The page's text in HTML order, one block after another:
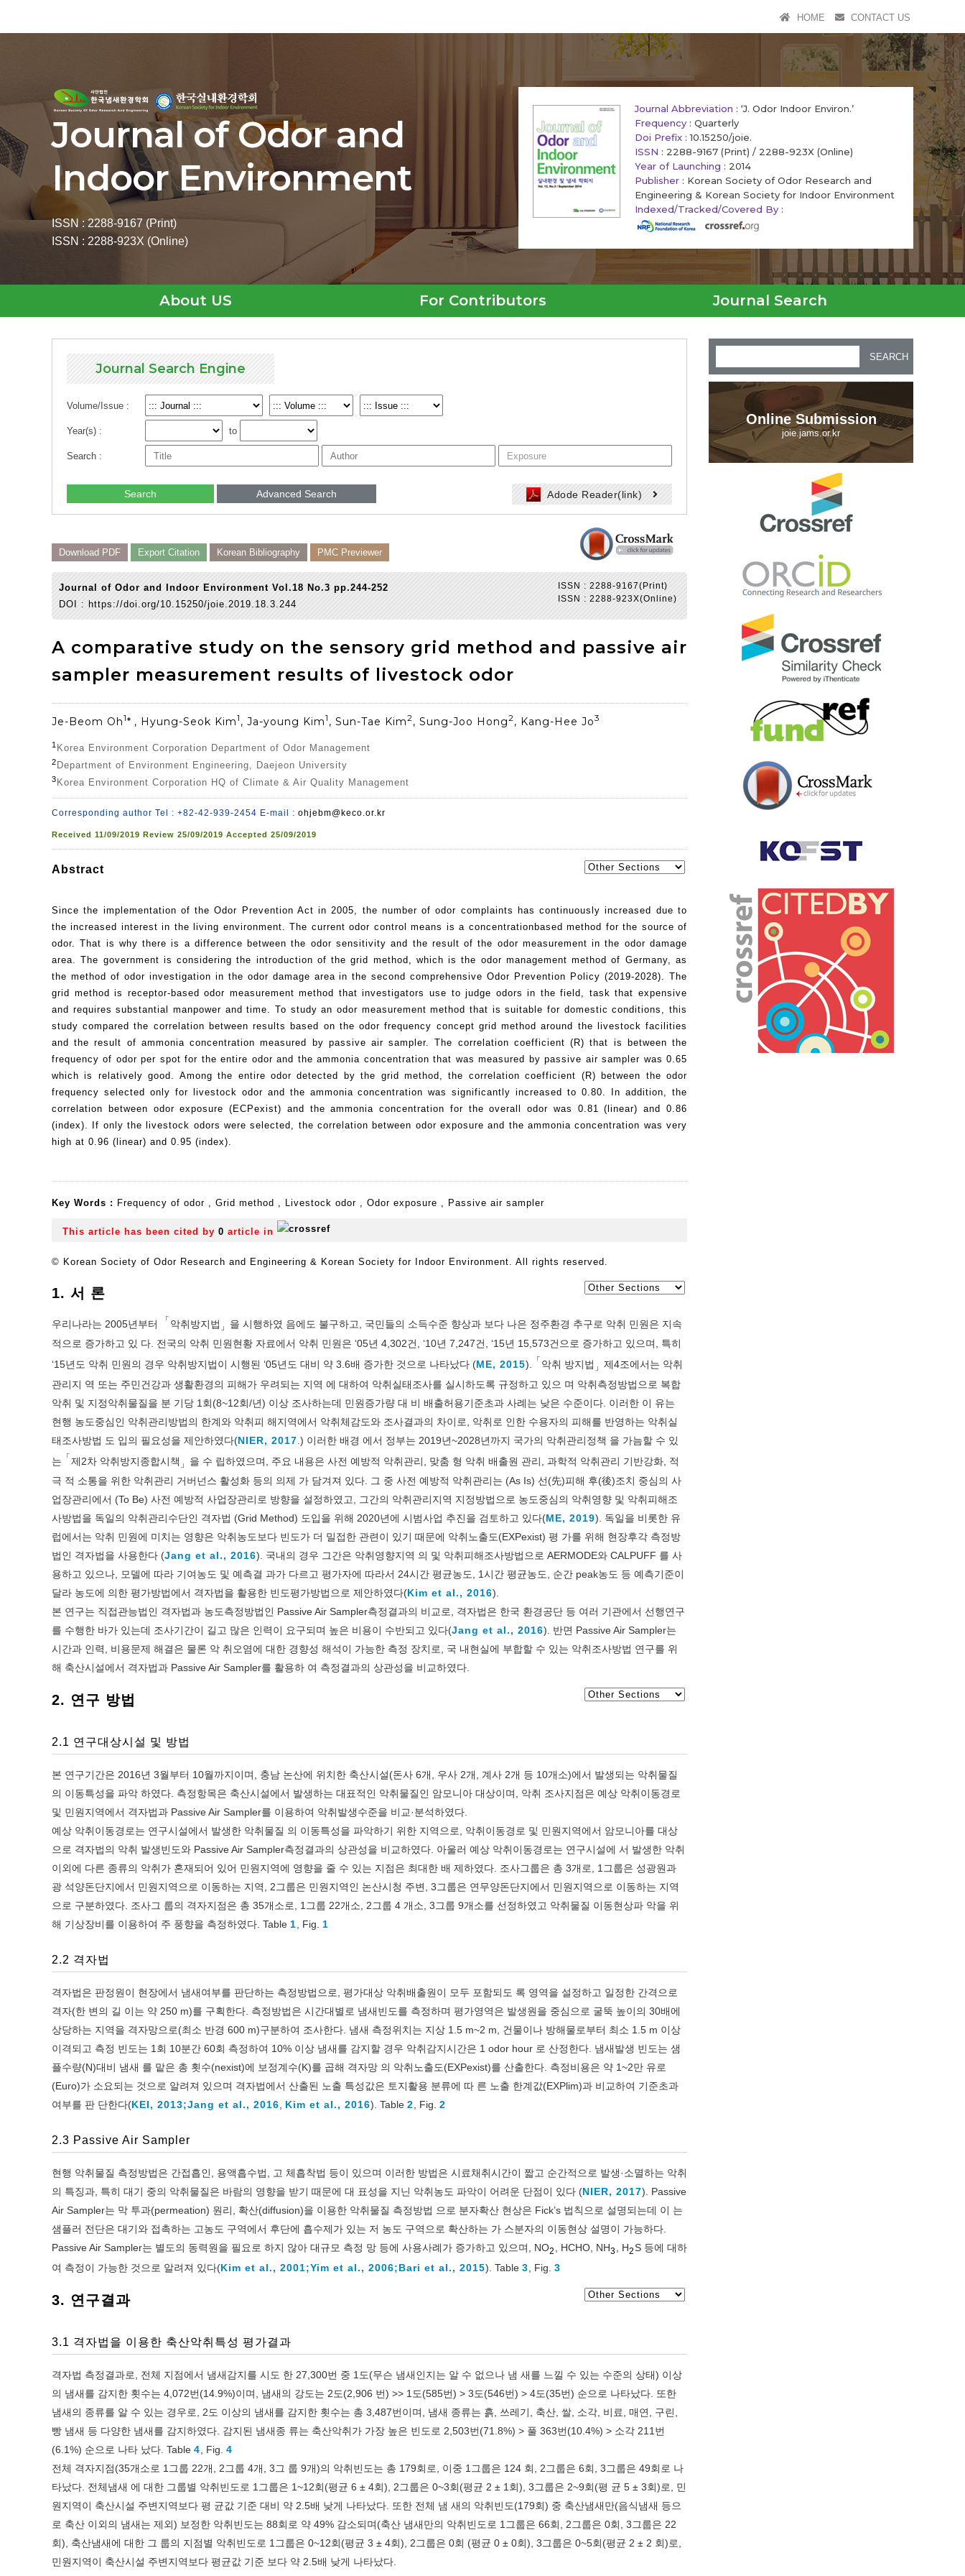
HOME CONTACT US
Journal of Odor and
Indoor Environment
ISSN : 2288-9167 (Print)
ISSN : 2288-923X (Online)
Journal Abbreviation : ‘J. Odor Indoor Environ.’
Frequency : Quarterly
Doi Prefix : 10.15250/joie.
ISSN : 2288-9167 (Print) / 2288-923X (Online)
Year of Launching : 2014
Publisher : Korean Society of Odor Research and
Engineering & Korean Society for Indoor Environment
Indexed/Tracked/Covered By :
About US For Contributors Journal Search
Journal Search Engine
Volume/Issue :
Year(s) : to
Search :
Search Advanced Search Adode Reader(link)
Download PDF Export Citation Korean Bibliography PMC Previewer
ISSN : 2288-9167(Print)
ISSN : 2288-923X(Online)
Journal of Odor and Indoor Environment Vol.18 No.3 pp.244-252
DOI : https://doi.org/10.15250/joie.2019.18.3.244
A comparative study on the sensory grid method and passive air
sampler measurement results of livestock odor
Je-Beom Oh1* , Hyung-Seok Kim1 , Ja-young Kim1 , Sun-Tae Kim2, Sung-Joo Hong2, Kang-Hee Jo3
1 Korea Environment Corporation Department of Odor Management
2 Department of Environment Engineering, Daejeon University
3 Korea Environment Corporation HQ of Climate & Air Quality Management
Corresponding author Tel : +82-42-939-2454 E-mail : ohjebm@keco.or.kr
Received 11/09/2019 Review 25/09/2019 Accepted 25/09/2019
Abstract
Since the implementation of the Odor Prevention Act in 2005, the number of odor complaints has continuously increased due to
the increased interest in the living environment. The current odor control means is a concentrationbased method for the source of
odor. That is why there is a difference between the odor sensitivity and the result of the odor measurement in the odor damage
area. The government is considering the introduction of the grid method, which is the odor management method of Germany, as
the method of odor investigation in the odor damage area in the second comprehensive Odor Prevention Policy (2019-2028). The
grid method is receptor-based odor measurement method that investigators use to judge odors in the field, task that expensive
and requires substantial manpower and time. To study an odor measurement method that is suitable for domestic conditions, this
study compared the correlation between results based on the odor frequency concept grid method around the livestock facilities
and the result of ammonia concentration measured by passive air sampler. The correlation coefficient (R) that is between the
frequency of odor per spot for the entire odor and the ammonia concentration that was measured by passive air sampler was 0.65
which is relatively good. Among the entire odor detected by the grid method, the correlation coefficient (R) between the odor
frequency selected only for livestock odor and the ammonia concentration was significantly increased to 0.80. In addition, the
correlation between odor exposure (ECPexist) and the ammonia concentration for the overall odor was 0.81 (linear) and 0.86
(index). If only the livestock odors were selected, the correlation between odor exposure and the ammonia concentration was very
high at 0.96 (linear) and 0.95 (index).
Key Words : Frequency of odor Grid method Livestock odor Odor exposure Passive air sampler
This article has been cited by 0 article in
© Korean Society of Odor Research and Engineering & Korean Society for Indoor Environment. All rights reserved.
1. 서 론
우리나라는 2005년부터 「 악취방지법 」 을 시행하였 음에도 불구하고, 국민들의 소득수준 향상과 보다 나은 정주환경 추구로 악취 민원은 지속
적으로 증가하고 있 다. 전국의 악취 민원현황 자료에서 악취 민원은 ‘05년 4,302건, ‘10년 7,247건, ‘15년 15,573건으로 증가하고 있으며, 특히
‘15년도 악취 민원의 경우 악취방지법이 시행된 ‘05년도 대비 약 3.6배 증가한 것으로 나타났다 (ME, 2015). 「 악취 방지법 」 제4조에서는 악취
관리지 역 또는 주민건강과 생활환경의 피해가 우려되는 지역 에 대하여 악취실태조사를 실시하도록 규정하고 있으 며 악취측정방법으로 복합
악취 및 지정악취물질을 분 기당 1회(8~12회/년) 이상 조사하는데 민원증가량 대 비 배출허용기준초과 사례는 낮은 수준이다. 이러한 이 유는
현행 농도중심인 악취관리방법의 한계와 악취피 해지역에서 악취체감도와 조사결과의 차이로, 악취로 인한 수용자의 피해를 반영하는 악취실
태조사방법 도 입의 필요성을 제안하였다(NIER, 2017 .) 이러한 배경 에서 정부는 2019년~2028년까지 국가의 악취관리정책 을 가늠할 수 있
는 「제2차 악취방지종합시책 」 을 수 립하였으며, 주요 내용은 사전 예방적 악취관리, 맞춤 형 악취 배출원 관리, 과학적 악취관리 기반강화, 적
극 적 소통을 위한 악취관리 거버넌스 활성화 등의 의제 가 담겨져 있다. 그 중 사전 예방적 악취관리는 (As Is) 선(先)피해 후(後)조치 중심의 사
업장관리에서 (To Be) 사전 예방적 사업장관리로 방향을 설정하였고, 그간의 악취관리지역 지정방법으로 농도중심의 악취영향 및 악취피해조
사방법을 독일의 악취관리수단인 격자법 (Grid Method) 도입을 위해 2020년에 시범사업 추진을 검토하고 있다(ME, 2019). 독일을 비롯한 유
럽에서는 악취 민원에 미치는 영향은 악취농도보다 빈도가 더 밀접한 관련이 있기 때문에 악취노출도(EXPexist) 평 가를 위해 현장후각 측정방
법인 격자법을 사용한다 (Jang et al., 2016). 국내의 경우 그간은 악취영향지역 의 및 악취피해조사방법으로 AERMODE와 CALPUFF 를 사
용하고 있으나, 모델에 따라 기여농도 및 예측결 과가 다르고 평가자에 따라서 24시간 평균농도, 1시간 평균농도, 순간 peak농도 등 예측기준이
달라 농도에 의한 평가방법에서 격자법을 활용한 빈도평가방법으로 제안하였다(Kim et al., 2016).
본 연구는 직접관능법인 격자법과 농도측정방법인 Passive Air Sampler측정결과의 비교로, 격자법은 한국 환경공단 등 여러 기관에서 선행연구
를 수행한 바가 있는데 조사기간이 길고 많은 인력이 요구되며 높은 비용이 수반되고 있다(Jang et al., 2016). 반면 Passive Air Sampler는
시간과 인력, 비용문제 해결은 물론 악 취오염에 대한 경향성 해석이 가능한 측정 장치로, 국 내현실에 부합할 수 있는 악취조사방법 연구를 위
해 축산시설에서 격자법과 Passive Air Sampler를 활용하 여 측정결과의 상관성을 비교하였다.
2. 연구 방법
2.1 연구대상시설 및 방법
본 연구기간은 2016년 3월부터 10월까지이며, 충남 논산에 위치한 축산시설(돈사 6개, 우사 2개, 계사 2개 등 10개소)에서 발생되는 악취물질
의 이동특성을 파악 하였다. 측정항목은 축산시설에서 발생하는 대표적인 악취물질인 암모니아 대상이며, 악취 조사지점은 예상 악취이동경로
및 민원지역에서 격자법과 Passive Air Sampler를 이용하여 악취발생수준을 비교·분석하였다.
예상 악취이동경로는 연구시설에서 발생한 악취물질 의 이동특성을 파악하기 위한 지역으로, 악취이동경로 및 민원지역에서 암모니아를 대상
으로 격자법의 악취 발생빈도와 Passive Air Sampler측정결과의 상관성을 비교하였다. 아울러 예상 악취이동경로는 연구시설에 서 발생한 악취
이외에 다른 종류의 악취가 혼재되어 있어 민원지역에 영향을 줄 수 있는 지점은 최대한 배 제하였다. 조사그룹은 총 3개로, 1그룹은 성광원과
광 석양돈단지에서 민원지역으로 이동하는 지역, 2그룹은 민원지역인 논산시청 주변, 3그룹은 연무양돈단지에서 민원지역으로 이동하는 지역
으로 구분하였다. 조사그 룹의 격자지점은 총 35개소로, 1그룹 22개소, 2그룹 4 개소, 3그룹 9개소를 선정하였고 악취물질 이동현상파 악을 위
해 기상장비를 이용하여 주 풍향을 측정하였다. Table 1 , Fig. 1
2.2 격자법
격자법은 판정원이 현장에서 냄새여부를 판단하는 측정방법으로, 평가대상 악취배출원이 모두 포함되도 록 영역을 설정하고 일정한 간격으로
격자(한 변의 길 이는 약 250 m)를 구획한다. 측정방법은 시간대별로 냄새빈도를 측정하며 평가영역은 발생원을 중심으로 굴뚝 높이의 30배에
상당하는 지역을 격자망으로(최소 반경 600 m)구분하여 조사한다. 냄새 측정위치는 지상 1.5 m~2 m, 건물이나 방해물로부터 최소 1.5 m 이상
이격되고 측정 빈도는 1회 10분간 60회 측정하여 10% 이상 냄새를 감지할 경우 악취감지시간은 1 odor hour 로 산정한다. 냄새발생 빈도는 샘
플수량(N)대비 냄새 를 맡은 총 횟수(nexist)에 보정계수(K)를 곱해 격자망 의 악취노출도(EXPexist)를 산출한다. 측정비용은 약 1~2만 유로
(Euro)가 소요되는 것으로 알려져 있으며 격자법에서 산출된 노출 특성값은 토지활용 분류에 따 른 노출 한계값(EXPlim)과 비교하여 기준초과
여부를 판 단한다(KEI, 2013;Jang et al., 2016 Kim et al., 2016). Table 2 , Fig. 2
2.3 Passive Air Sampler
현행 악취물질 측정방법은 간접흡인, 용액흡수법, 고 체흡착법 등이 있으며 이러한 방법은 시료채취시간이 짧고 순간적으로 발생·소멸하는 악취
의 특징과, 특히 대기 중의 악취물질은 바람의 영향을 받기 때문에 대 표성을 지닌 악취농도 파악이 어려운 단점이 있다 (NIER, 2017). Passive
Air Sampler는 막 투과(permeation) 원리, 확산(diffusion)을 이용한 악취물질 측정방법 으로 분자확산 현상은 Fick’s 법칙으로 설명되는데 이 는
샘플러 전단은 대기와 접촉하는 고농도 구역에서 후단에 흡수제가 있는 저 농도 구역으로 확산하는 가 스분자의 이동현상 설명이 가능하다.
Passive Air Sampler는 별도의 동력원을 필요로 하지 않아 대규모 측정 망 등에 사용사례가 증가하고 있으며, NO2 , HCHO, NH3 , H2S 등에 대하
여 측정이 가능한 것으로 알려져 있다(Kim et al., 2001;Yim et al., 2006;Bari et al., 2015). Table 3 , Fig. 3
3. 연구결과
3.1 격자법을 이용한 축산악취특성 평가결과
격자법 측정결과로, 전체 지점에서 냄새감지를 시도 한 27,300번 중 1도(무슨 냄새인지는 알 수 없으나 냄 새를 느낄 수 있는 수준의 상태) 이상
의 냄새를 감지한 횟수는 4,072번(14.9%)이며, 냄새의 강도는 2도(2,906 번) >> 1도(585번) > 3도(546번) > 4도(35번) 순으로 나타났다. 또한
냄새의 종류를 알 수 있는 경우로, 2도 이상의 냄새를 감지한 횟수는 총 3,487번이며, 냄새 종류는 흙, 쓰레기, 축산, 쌀, 소각, 비료, 매연, 구린,
빵 냄새 등 다양한 냄새를 감지하였다. 감지된 냄새종 류는 축산악취가 가장 높은 빈도로 2,503번(71.8%) > 풀 363번(10.4%) > 소각 211번
(6.1%) 순으로 나타 났다. Table 4 , Fig. 4
전체 격자지점(35개소로 1그룹 22개, 2그룹 4개, 3그 룹 9개)의 악취빈도는 총 179회로, 이중 1그룹은 124 회, 2그룹은 6회, 3그룹은 49회로 나
타났다. 전체냄새 에 대한 그룹별 악취빈도로 1그룹은 1~12회(평균 6 ± 4회), 2그룹은 0~3회(평균 2 ± 1회), 3그룹은 2~9회(평 균 5 ± 3회)로, 민
원지역이 축산시설 주변지역보다 평 균값 기준 대비 약 2.5배 낮게 나타났다. 또한 전체 냄 새의 악취빈도(179회) 중 축산냄새만(음식냄새 등으
로 축산 이외의 냄새는 제외) 보정한 악취빈도는 88회로 약 49% 감소되며(축산 냄새만의 악취빈도로 1그룹은 66회, 2그룹은 0회, 3그룹은 22
회), 축산냄새에 대한 그 룹의 지점별 악취빈도로 1그룹은 0~12회(평균 3 ± 4회), 2그룹은 0회 (평균 0 ± 0회), 3그룹은 0~5회(평균 2 ± 2 회)로,
민원지역이 축산시설 주변지역보다 평균값 기준 보다 약 2.5배 낮게 나타났다.
SEARCH
Online Submission
joie.jams.or.kr